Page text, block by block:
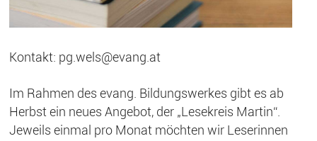
Kontakt: pg.wels@evang.at
Im Rahmen des evang. Bildungswerkes gibt es ab
Herbst ein neues Angebot, der „Lesekreis Martin“.
Jeweils einmal pro Monat möchten wir Leserinnen